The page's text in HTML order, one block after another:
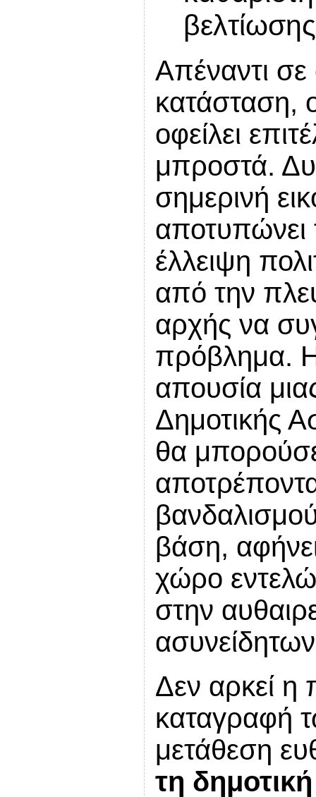
Απέναντι σε
κατάσταση,
οφείλει
μπροστά.
σημερινή
έλλειψη
από την
αρχής να
πρόβλημα.
απουσία
Δημοτικής
θα
βάση,
χώρο
στην
Δεν αρκεί η
καταγραφή
μετάθεση
τη